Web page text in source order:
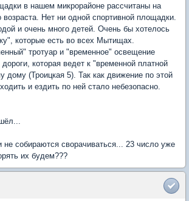
в нашем микрорайоне рассчитаны на
возраста. Нет ни одной спортивной площадки.
и очень много детей. Очень бы хотелось
которые есть во всех Мытищах.
тротуар и "временное" освещение
которая ведет к "временной платной
дому (Троицкая 5). Так как движение по этой
и ездить по ней стало небезопасно.
не собираются сворачиваться... 23 число уже
их будем???